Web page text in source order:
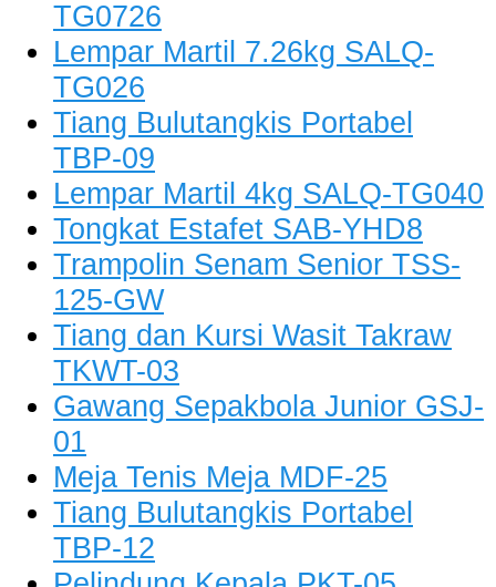
TG0726
Lempar Martil 7.26kg SALQ-
TG026
Tiang Bulutangkis Portabel
TBP-09
Lempar Martil 4kg SALQ-TG040
Tongkat Estafet SAB-YHD8
Trampolin Senam Senior TSS-
125-GW
Tiang dan Kursi Wasit Takraw
TKWT-03
Gawang Sepakbola Junior GSJ-
01
Meja Tenis Meja MDF-25
Tiang Bulutangkis Portabel
TBP-12